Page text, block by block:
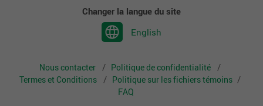
Changer la langue du site
English
Nous contacter
Politique de confidentialité
Termes et Conditions
Politique sur les fichiers témoins
FAQ